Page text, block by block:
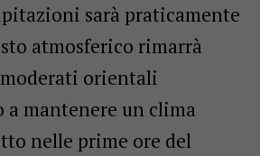
sarà praticamente
atmosferico rimarrà
orientali
mantenere un clima
nelle prime ore del